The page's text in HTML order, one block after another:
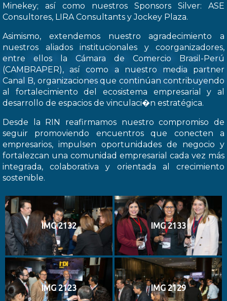
Minekey; así como nuestros Sponsors Silver: ASE
Consultores, LIRA Consultants y Jockey Plaza.
Asimismo, extendemos nuestro agradecimiento a
nuestros aliados institucionales y coorganizadores,
entre ellos la Cámara de Comercio Brasil-Perú
(CAMBRAPER), así como a nuestro media partner
Canal B, organizaciones que continúan contribuyendo
al fortalecimiento del ecosistema empresarial y al
desarrollo de espacios de vinculaci�n estratégica.
Desde la RIN reafirmamos nuestro compromiso de
seguir promoviendo encuentros que conecten a
empresarios, impulsen oportunidades de negocio y
fortalezcan una comunidad empresarial cada vez más
integrada, colaborativa y orientada al crecimiento
sostenible.
IMG 2132 IMG 2133
IMG 2123 IMG 2129